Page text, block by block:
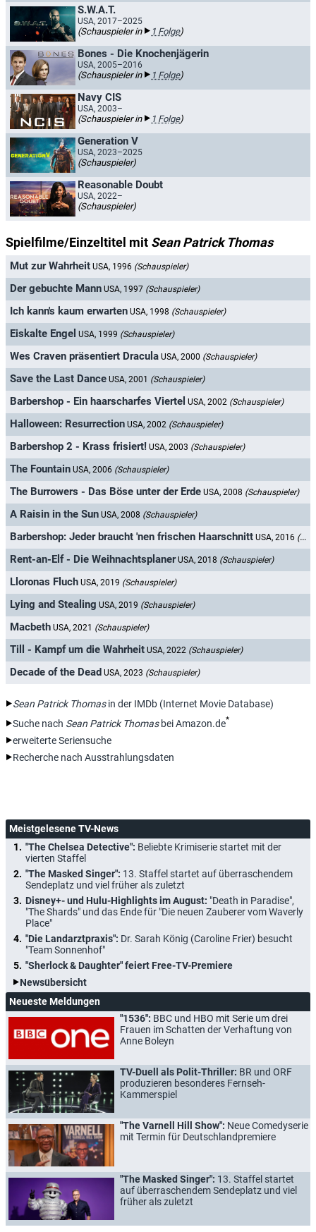
S.W.A.T.
USA, 2017–2025
(Schauspieler in 1 Folge)
Bones - Die Knochenjägerin
USA, 2005–2016
(Schauspieler in 1 Folge)
Navy CIS
USA, 2003–
(Schauspieler in 1 Folge)
Generation V
USA, 2023–2025
(Schauspieler)
Reasonable Doubt
USA, 2022–
(Schauspieler)
Spielfilme/Einzeltitel mit Sean Patrick Thomas
Mut zur Wahrheit USA, 1996 (Schauspieler)
Der gebuchte Mann USA, 1997 (Schauspieler)
Ich kann's kaum erwarten USA, 1998 (Schauspieler)
Eiskalte Engel USA, 1999 (Schauspieler)
Wes Craven präsentiert Dracula USA, 2000 (Schauspieler)
Save the Last Dance USA, 2001 (Schauspieler)
Barbershop - Ein haarscharfes Viertel USA, 2002 (Schauspieler)
Halloween: Resurrection USA, 2002 (Schauspieler)
Barbershop 2 - Krass frisiert! USA, 2003 (Schauspieler)
The Fountain USA, 2006 (Schauspieler)
The Burrowers - Das Böse unter der Erde USA, 2008 (Schauspieler)
A Raisin in the Sun USA, 2008 (Schauspieler)
Barbershop: Jeder braucht 'nen frischen Haarschnitt USA, 2016 (Schauspieler)
Rent-an-Elf - Die Weihnachtsplaner USA, 2018 (Schauspieler)
Lloronas Fluch USA, 2019 (Schauspieler)
Lying and Stealing USA, 2019 (Schauspieler)
Macbeth USA, 2021 (Schauspieler)
Till - Kampf um die Wahrheit USA, 2022 (Schauspieler)
Decade of the Dead USA, 2023 (Schauspieler)
Sean Patrick Thomasin der IMDb (Internet Movie Database)
Suche nach Sean Patrick Thomasbei Amazon.de*
erweiterte Seriensuche
Recherche nach Ausstrahlungsdaten
Meistgelesene TV-News
"The Chelsea Detective": Beliebte Krimiserie startet mit der
vierten Staffel
"The Masked Singer": 13. Staffel startet auf überraschendem
Sendeplatz und viel früher als zuletzt
Disney+- und Hulu-Highlights im August: "Death in Paradise",
"The Shards" und das Ende für "Die neuen Zauberer vom Waverly
Place"
"Die Landarztpraxis": Dr. Sarah König (Caroline Frier) besucht
"Team Sonnenhof"
"Sherlock & Daughter" feiert Free-TV-Premiere
Newsübersicht
Neueste Meldungen
"1536": BBC und HBO mit Serie um drei
Frauen im Schatten der Verhaftung von
Anne Boleyn
TV-Duell als Polit-Thriller: BR und ORF
produzieren besonderes Fernseh-
Kammerspiel
"The Varnell Hill Show": Neue Comedyserie
mit Termin für Deutschlandpremiere
"The Masked Singer": 13. Staffel startet
auf überraschendem Sendeplatz und viel
früher als zuletzt